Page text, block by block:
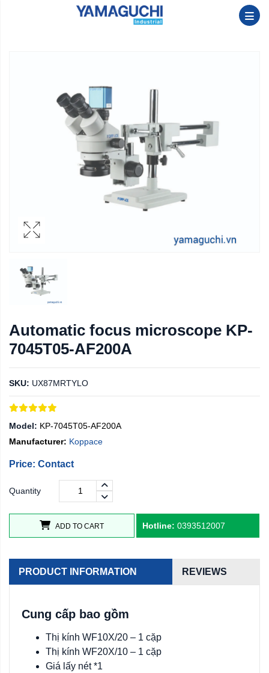
Automatic focus microscope KP-
7045T05-AF200A
SKU: UX87MRTYLO
Model: KP-7045T05-AF200A
Manufacturer: Koppace
Price: Contact
Quantity
ADD TO CART Hotline: 0393512007
PRODUCT INFORMATION REVIEWS
Cung cấp bao gồm
Thị kính WF10X/20 – 1 cặp
Thị kính WF20X/10 – 1 cặp
Giá lấy nét *1